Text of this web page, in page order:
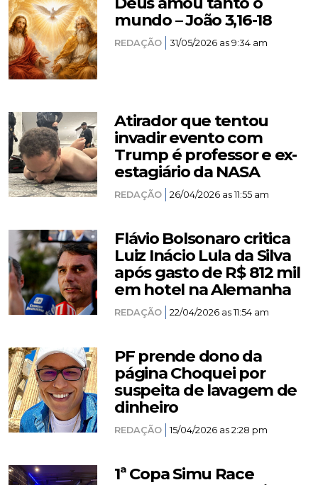
mundo – João 3,16-18
REDAÇÃO 31/05/2026 as 9:34 am
Atirador que tentou
invadir evento com
Trump é professor e ex-
estagiário da NASA
REDAÇÃO 26/04/2026 as 11:55 am
Flávio Bolsonaro critica
Luiz Inácio Lula da Silva
após gasto de R$ 812 mil
em hotel na Alemanha
REDAÇÃO 22/04/2026 as 11:54 am
PF prende dono da
página Choquei por
suspeita de lavagem de
dinheiro
REDAÇÃO 15/04/2026 as 2:28 pm
1ª Copa Simu Race